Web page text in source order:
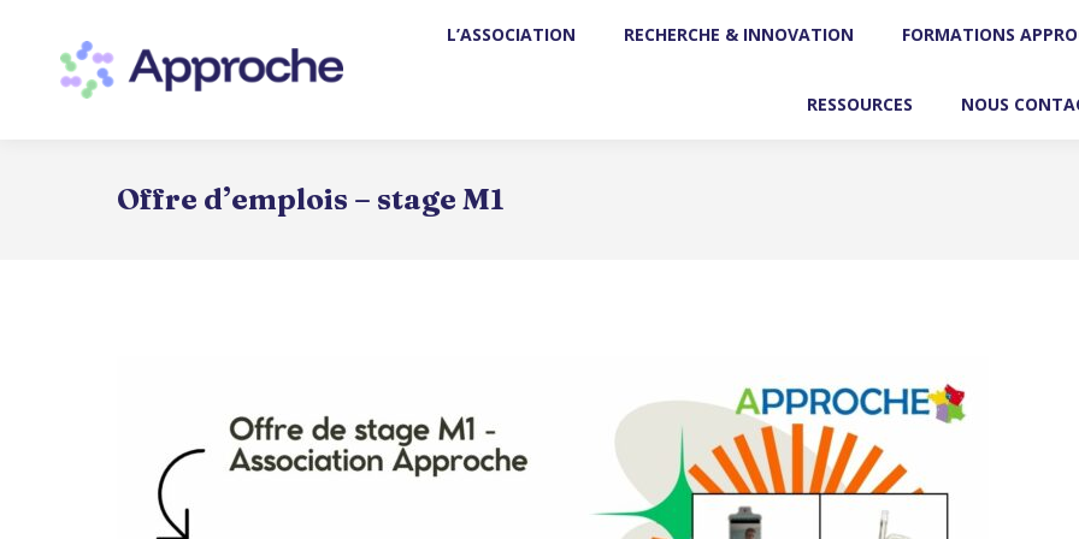
L’ASSOCIATION RECHERCHE & INNOVATION FORMATIONS
RESSOURCES NOUS
Offre d’emplois – stage M1
L’ASSOCIATION RECHERCHE & INNOVATION FORMATIONS
RESSOURCES NOUS